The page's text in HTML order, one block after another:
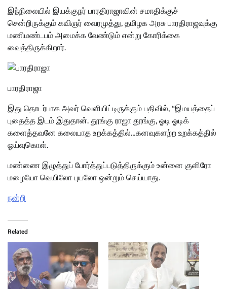
இந்நிலையில் இயக்குநர் பாரதிராஜாவின் சமாதிக்குச்
சென்றிருக்கும் கவிஞர் வைரமுத்து, தமிழக அரசு பாரதிராஜவுக்கு
மணிமண்டபம் அமைக்க வேண்டும் என்று கோரிக்கை
வைத்திருக்கிறார்.
பாரதிராஜா
இது தொடர்பாக அவர் வெளியிட்டிருக்கும் பதிவில், “இமயத்தைப்
புதைத்த இடம் இதுதான். தூங்கு ராஜா தூங்கு, ஓடி ஓடிக்
களைத்தவனே கலையாத உறக்கத்தில்…கனவுகளற்ற உறக்கத்தில்
ஓய்வுகொள்.
மண்ணை இழுத்துப் போர்த்துப்படுத்திருக்கும் உன்னை குளிரோ
மழையோ வெயிலோ புயலோ ஒன்றும் செய்யாது.
நன்றி
Related